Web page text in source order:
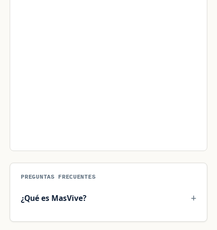
PREGUNTAS FRECUENTES
¿Qué es MasVive?